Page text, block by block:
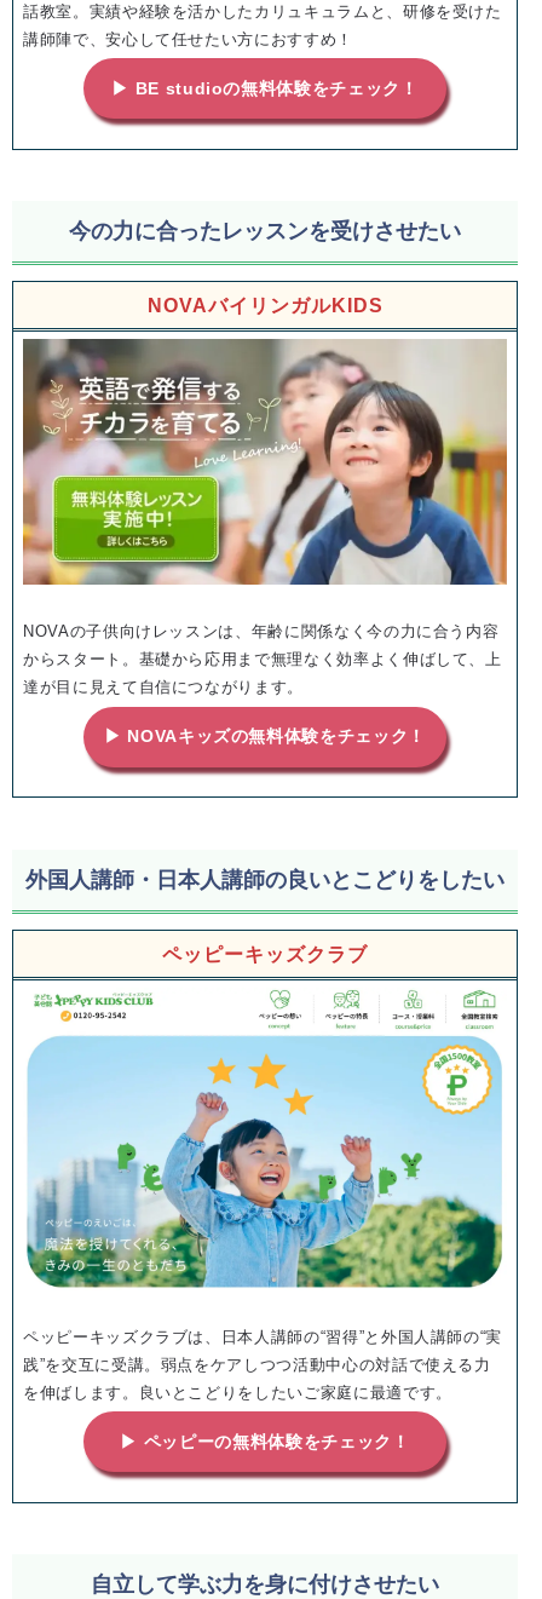
話教室。実績や経験を活かしたカリュキュラムと、研修を受けた
講師陣で、安心して任せたい方におすすめ！
▶ BE studioの無料体験をチェック！
今の力に合ったレッスンを受けさせたい
NOVAバイリンガルKIDS
NOVAの子供向けレッスンは、年齢に関係なく今の力に合う内容
からスタート。基礎から応用まで無理なく効率よく伸ばして、上
達が目に見えて自信につながります。
▶ NOVAキッズの無料体験をチェック！
外国人講師・日本人講師の良いとこどりをしたい
ペッピーキッズクラブ
ペッピーキッズクラブは、日本人講師の“習得”と外国人講師の“実
践”を交互に受講。弱点をケアしつつ活動中心の対話で使える力
を伸ばします。良いとこどりをしたいご家庭に最適です。
▶ ペッピーの無料体験をチェック！
自立して学ぶ力を身に付けさせたい